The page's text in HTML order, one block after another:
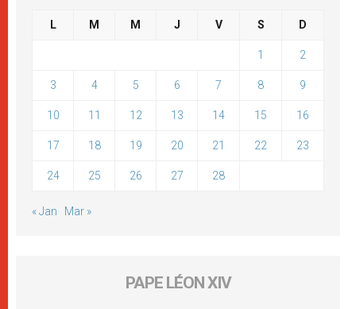
L M M J V S D
1 2
3 4 5 6 7 8 9
10 11 12 13 14 15 16
17 18 19 20 21 22 23
24 25 26 27 28
« Jan Mar »
PAPE LÉON XIV